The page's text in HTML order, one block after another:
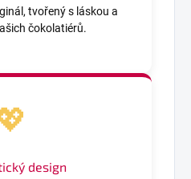
tvořený s láskou a
čokolatiérů.
design